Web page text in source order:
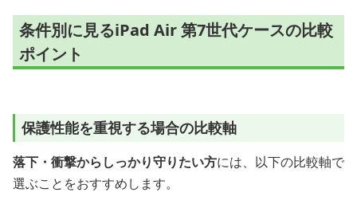
条件別に見るiPad Air 第7世代ケースの比較
ポイント
保護性能を重視する場合の比較軸
落下・衝撃からしっかり守りたい方には、以下の比較軸で
選ぶことをおすすめします。